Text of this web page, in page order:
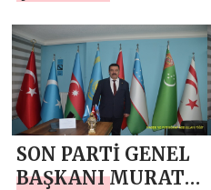
HAFTASI MESAJI
SON PARTİ GENEL
BAŞKANI MURAT